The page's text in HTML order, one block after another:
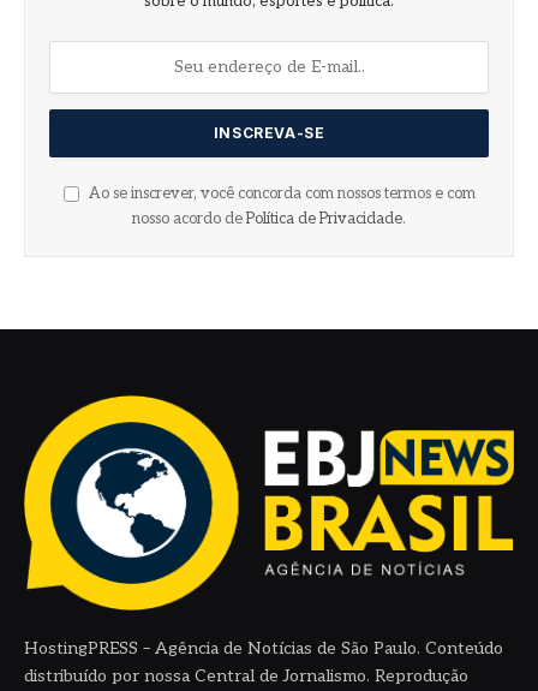
Ao se inscrever, você concorda com nossos termos e com
nosso acordo de Política de Privacidade.
HostingPRESS – Agência de Notícias de São Paulo. Conteúdo
distribuído por nossa Central de Jornalismo. Reprodução